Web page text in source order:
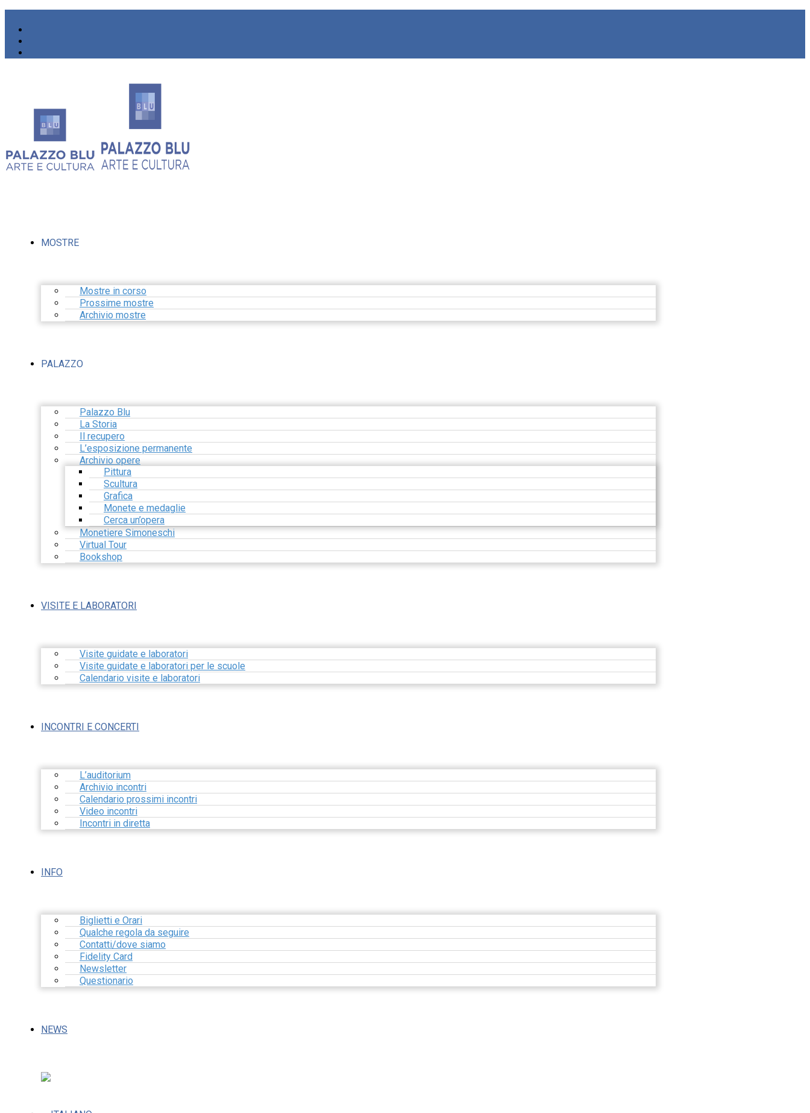
MOSTRE
Mostre in corso
Prossime mostre
Archivio mostre
PALAZZO
Palazzo Blu
La Storia
Il recupero
L’esposizione permanente
Archivio opere
Pittura
Scultura
Grafica
Monete e medaglie
Cerca un’opera
Monetiere Simoneschi
Virtual Tour
Bookshop
VISITE E LABORATORI
Visite guidate e laboratori
Visite guidate e laboratori per le scuole
Calendario visite e laboratori
INCONTRI E CONCERTI
L’auditorium
Archivio incontri
Calendario prossimi incontri
Video incontri
Incontri in diretta
INFO
Biglietti e Orari
Qualche regola da seguire
Contatti/dove siamo
Fidelity Card
Newsletter
Questionario
NEWS